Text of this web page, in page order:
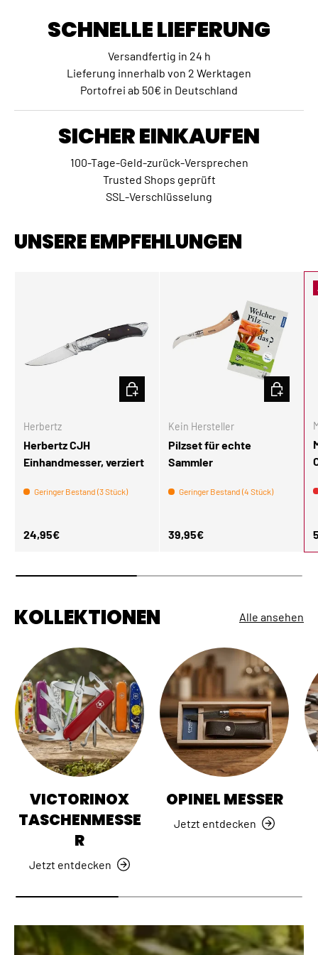
SCHNELLE LIEFERUNG
Versandfertig in 24 h
Lieferung innerhalb von 2 Werktagen
Portofrei ab 50€ in Deutschland
SICHER EINKAUFEN
100-Tage-Geld-zurück-Versprechen
Trusted Shops geprüft
SSL-Verschlüsselung
UNSERE EMPFEHLUNGEN
Herbertz
Herbertz CJH
Einhandmesser, verziert
Geringer Bestand (3 Stück)
Normaler Preis
24,95€
IN DEN WARENKORB
Kein Hersteller
Pilzset für echte
Sammler
Geringer Bestand (4 Stück)
Normaler Preis
39,95€
IN DEN
KOLLEKTIONEN Alle ansehen
VICTORINOX
TASCHENMESSE
R
Jetzt entdecken
OPINEL MESSER
Jetzt entdecken